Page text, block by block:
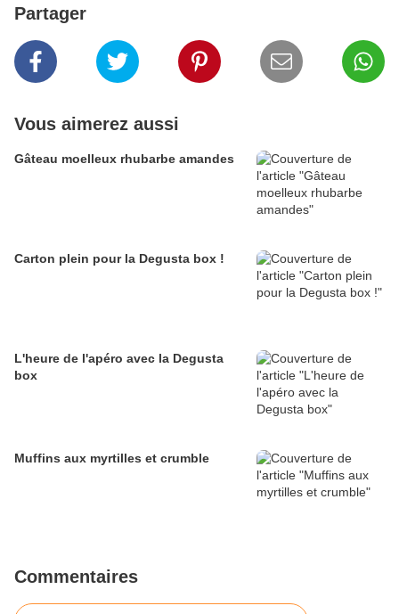
Partager
Vous aimerez aussi
Gâteau moelleux rhubarbe amandes
Carton plein pour la Degusta box !
L'heure de l'apéro avec la Degusta
box
Muffins aux myrtilles et crumble
Commentaires